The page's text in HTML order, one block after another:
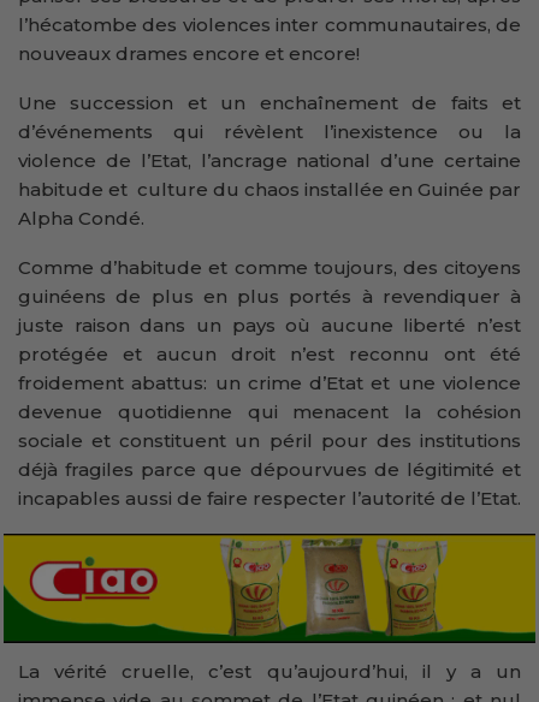
l’hécatombe des violences inter communautaires, de
nouveaux drames encore et encore!
Une succession et un enchaînement de faits et
d’événements qui révèlent l’inexistence ou la
violence de l’Etat, l’ancrage national d’une certaine
habitude et culture du chaos installée en Guinée par
Alpha Condé.
Comme d’habitude et comme toujours, des citoyens
guinéens de plus en plus portés à revendiquer à
juste raison dans un pays où aucune liberté n’est
protégée et aucun droit n’est reconnu ont été
froidement abattus: un crime d’Etat et une violence
devenue quotidienne qui menacent la cohésion
sociale et constituent un péril pour des institutions
déjà fragiles parce que dépourvues de légitimité et
incapables aussi de faire respecter l’autorité de l’Etat.
La vérité cruelle, c’est qu’aujourd’hui, il y a un